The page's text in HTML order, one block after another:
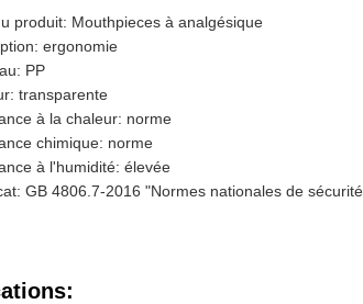
produit: Mouthpieces à analgésique
ergonomie
PP
transparente
à la chaleur: norme
chimique: norme
à l'humidité: élevée
GB 4806.7-2016 "Normes nationales de